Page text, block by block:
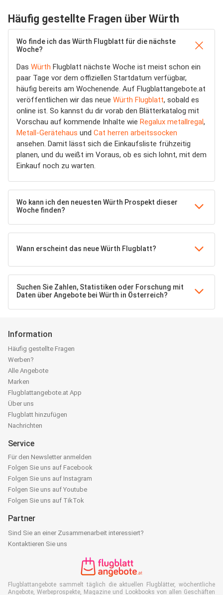
Häufig gestellte Fragen über Würth
Wo finde ich das Würth Flugblatt für die nächste
Woche?
Das Würth Flugblatt nächste Woche ist meist schon ein
paar Tage vor dem offiziellen Startdatum verfügbar,
häufig bereits am Wochenende. Auf Flugblattangebote.at
veröffentlichen wir das neue Würth Flugblatt, sobald es
online ist. So kannst du dir vorab den Blätterkatalog mit
Vorschau auf kommende Inhalte wie Regalux metallregal,
Metall-Gerätehaus und Cat herren arbeitssocken
ansehen. Damit lässt sich die Einkaufsliste frühzeitig
planen, und du weißt im Voraus, ob es sich lohnt, mit dem
Einkauf noch zu warten.
Wo kann ich den neuesten Würth Prospekt dieser
Woche finden?
Wann erscheint das neue Würth Flugblatt?
Suchen Sie Zahlen, Statistiken oder Forschung mit
Daten über Angebote bei Würth in Österreich?
Information
Häufig gestellte Fragen
Werben?
Alle Angebote
Marken
Flugblattangebote.at App
Über uns
Flugblatt hinzufügen
Nachrichten
Service
Für den Newsletter anmelden
Folgen Sie uns auf Facebook
Folgen Sie uns auf Instagram
Folgen Sie uns auf Youtube
Folgen Sie uns auf TikTok
Partner
Sind Sie an einer Zusammenarbeit interessiert?
Kontaktieren Sie uns
Flugblattangebote sammelt täglich die aktuellen Flugblätter, wöchentliche
Angebote, Werbeprospekte, Magazine und Lookbooks von allen Geschäften